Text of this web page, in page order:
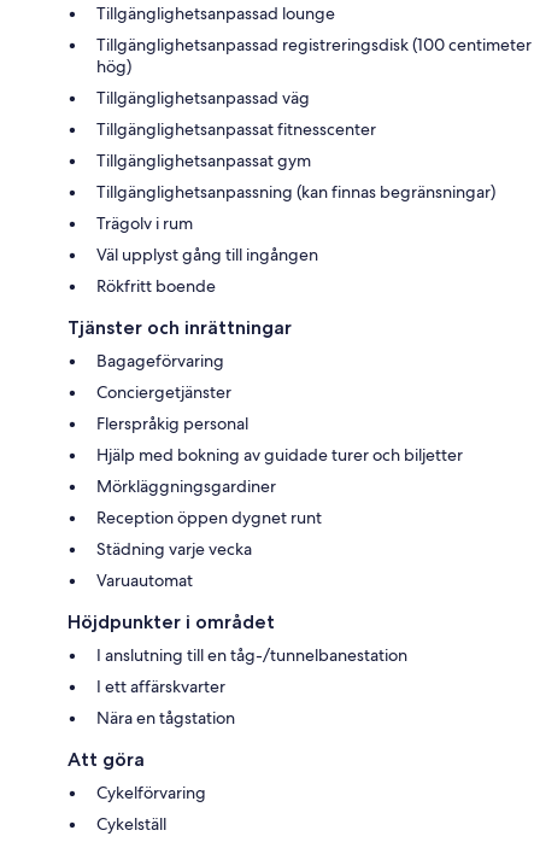
Tillgänglighetsanpassad lounge
Tillgänglighetsanpassad registreringsdisk (100 centimeter
hög)
Tillgänglighetsanpassad väg
Tillgänglighetsanpassat fitnesscenter
Tillgänglighetsanpassat gym
Tillgänglighetsanpassning (kan finnas begränsningar)
Trägolv i rum
Väl upplyst gång till ingången
Rökfritt boende
Tjänster och inrättningar
Bagageförvaring
Conciergetjänster
Flerspråkig personal
Hjälp med bokning av guidade turer och biljetter
Mörkläggningsgardiner
Reception öppen dygnet runt
Städning varje vecka
Varuautomat
Höjdpunkter i området
I anslutning till en tåg-/tunnelbanestation
I ett affärskvarter
Nära en tågstation
Att göra
Cykelförvaring
Cykelställ